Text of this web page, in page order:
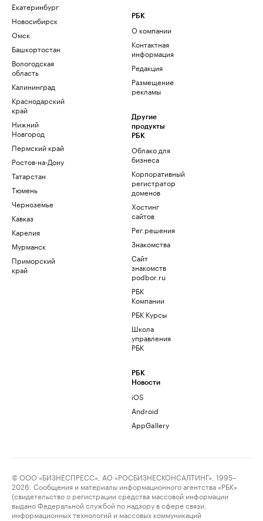
Екатеринбург
Новосибирск
Омск
Башкортостан
Вологодская
область
Калининград
Краснодарский
край
Нижний
Новгород
Пермский край
Ростов-на-Дону
Татарстан
Тюмень
Черноземье
Кавказ
Карелия
Мурманск
Приморский
край
РБК
О компании
Контактная
информация
Редакция
Размещение
рекламы
Другие
продукты
РБК
Облако для
бизнеса
Корпоративный
регистратор
доменов
Хостинг
сайтов
Рег.решения
Знакомства
Сайт
знакомств
podbor.ru
РБК
Компании
РБК Курсы
Школа
управления
РБК
РБК
Новости
iOS
Android
AppGallery
© ООО «БИЗНЕСПРЕСС», АО «РОСБИЗНЕСКОНСАЛТИНГ», 1995–
2026. Сообщения и материалы информационного агентства «РБК»
(свидетельство о регистрации средства массовой информации
выдано Федеральной службой по надзору в сфере связи,
информационных технологий и массовых коммуникаций